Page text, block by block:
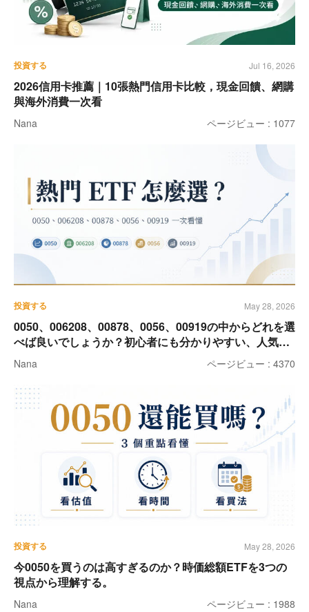
投資する Jul 16, 2026
2026信用卡推薦｜10張熱門信用卡比較，現金回饋、網購
與海外消費一次看
Nana ページビュー : 1077
投資する May 28, 2026
0050、006208、00878、0056、00919の中からどれを選
べば良いでしょうか？初心者にも分かりやすい、人気
ETFのおすすめ比較表です。
Nana ページビュー : 4370
投資する May 28, 2026
今0050を買うのは高すぎるのか？時価総額ETFを3つの
視点から理解する。
Nana ページビュー : 1988